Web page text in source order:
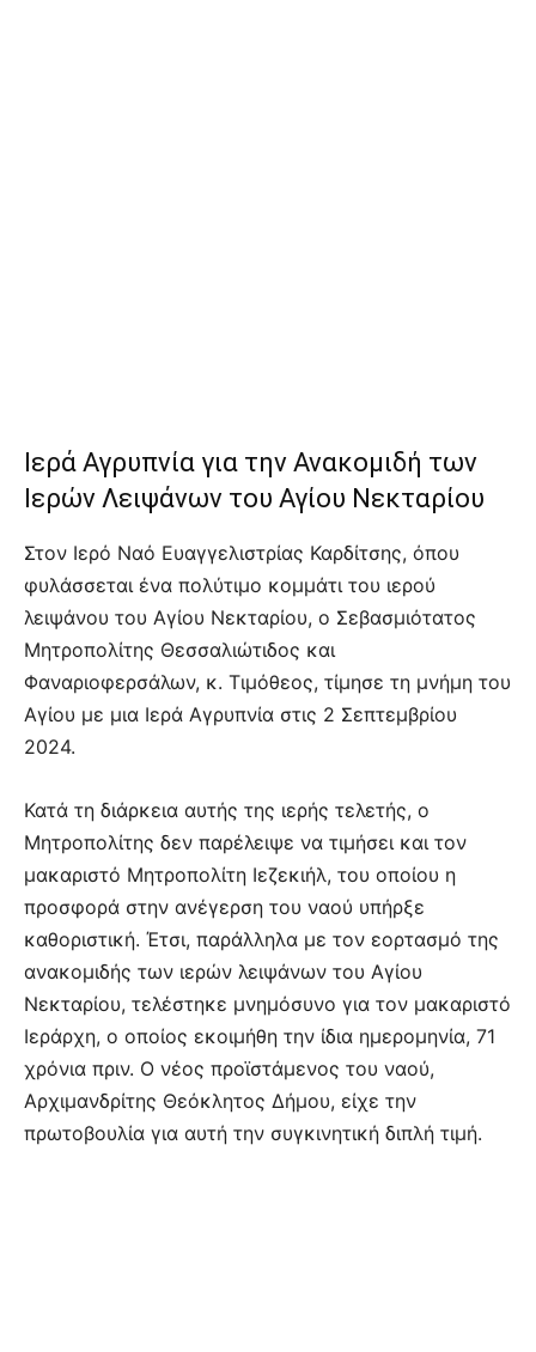
Ιερά Αγρυπνία για την Ανακομιδή των
Ιερών Λειψάνων του Αγίου Νεκταρίου
Στον Ιερό Ναό Ευαγγελιστρίας Καρδίτσης, όπου
φυλάσσεται ένα πολύτιμο κομμάτι του ιερού
λειψάνου του Αγίου Νεκταρίου, ο Σεβασμιότατος
Μητροπολίτης Θεσσαλιώτιδος και
Φαναριοφερσάλων, κ. Τιμόθεος, τίμησε τη μνήμη του
Αγίου με μια Ιερά Αγρυπνία στις 2 Σεπτεμβρίου
2024.
Κατά τη διάρκεια αυτής της ιερής τελετής, ο
Μητροπολίτης δεν παρέλειψε να τιμήσει και τον
μακαριστό Μητροπολίτη Ιεζεκιήλ, του οποίου η
προσφορά στην ανέγερση του ναού υπήρξε
καθοριστική. Έτσι, παράλληλα με τον εορτασμό της
ανακομιδής των ιερών λειψάνων του Αγίου
Νεκταρίου, τελέστηκε μνημόσυνο για τον μακαριστό
Ιεράρχη, ο οποίος εκοιμήθη την ίδια ημερομηνία, 71
χρόνια πριν. Ο νέος προϊστάμενος του ναού,
Αρχιμανδρίτης Θεόκλητος Δήμου, είχε την
πρωτοβουλία για αυτή την συγκινητική διπλή τιμή.